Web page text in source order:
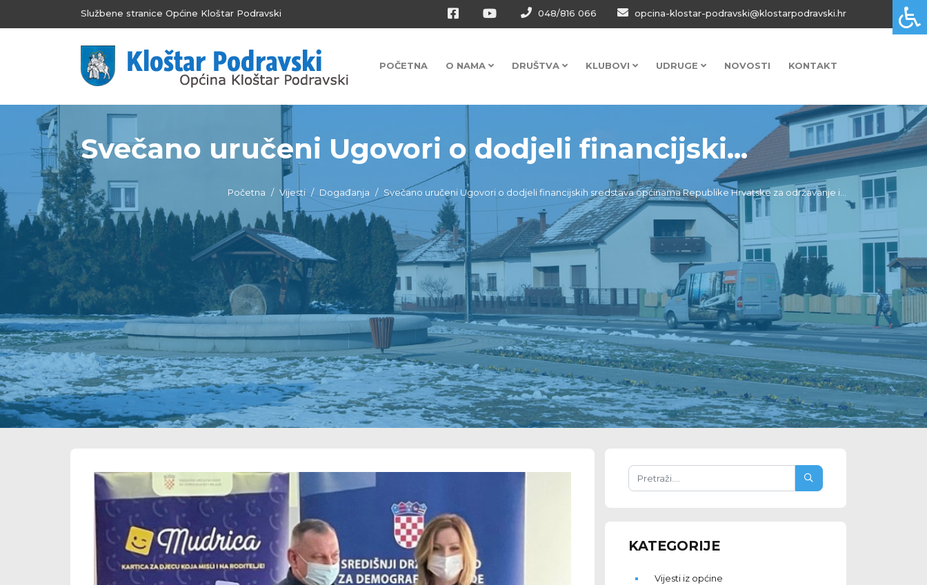
Službene stranice Općine Kloštar Podravski 048/816 066 opcina-klostar-podravski@klostarpodravski.hr
POČETNA O NAMA DRUŠTVA KLUBOVI UDRUGE NOVOSTI KONTAKT
Svečano uručeni Ugovori o dodjeli financijski...
Početna Vijesti Događanja Svečano uručeni Ugovori o dodjeli financijskih sredstava općinama Republike Hrvatske za održavanje i...
KATEGORIJE
Vijesti iz općine